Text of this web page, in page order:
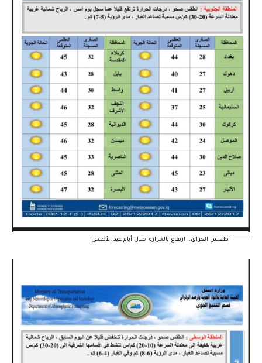
طقس العراق.. ارتفاع بالحرارة خلال أيام عيد الأضحى